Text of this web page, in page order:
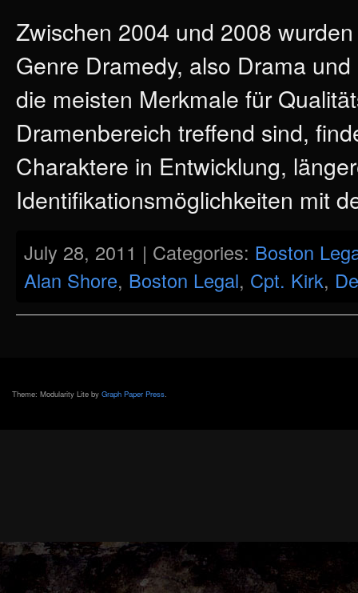
Zwischen 2004 und 2008
Genre Dramedy, also Drama
die meisten Merkmale für
Dramenbereich treffend sind,
Charaktere in Entwicklung,
Identifikationsmöglichkeiten mit
July 28, 2011 | Categories: Boston
Alan Shore, Boston Legal, Cpt. Kirk,
Theme: Modularity Lite by Graph Paper Press.